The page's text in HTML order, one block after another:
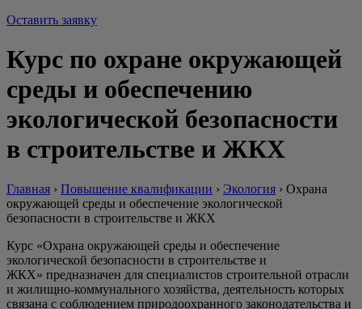
Оставить заявку
Курс по охране окружающей
среды и обеспечению
экологической безопасности
в строительстве и ЖКХ
Главная › Повышение квалификации › Экология › Охрана
окружающей среды и обеспечение экологической
безопасности в строительстве и ЖКХ
Курс «Охрана окружающей среды и обеспечение
экологической безопасности в строительстве и
ЖКХ» предназначен для специалистов строительной отрасли
и жилищно-коммунального хозяйства, деятельность которых
связана с соблюдением природоохранного законодательства и